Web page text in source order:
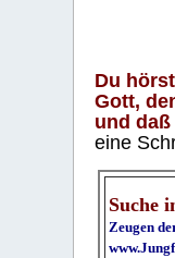
Du
Gott,
und
eine
Suche
Zeugen